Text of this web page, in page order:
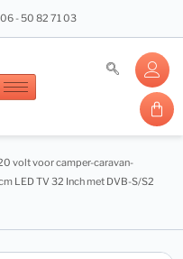
06 - 50 82 71 03
volt voor camper-caravan-
LED TV 32 Inch met DVB-S/S2